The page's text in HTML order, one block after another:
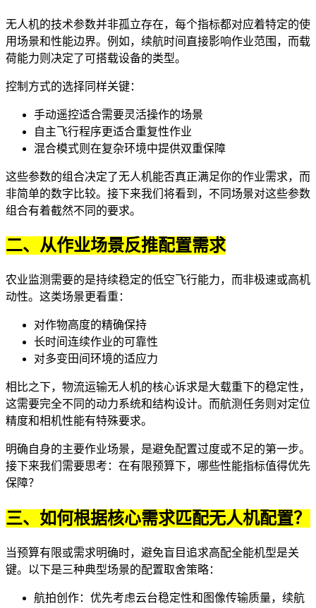
无人机的技术参数并非孤立存在，每个指标都对应着特定的使
用场景和性能边界。例如，续航时间直接影响作业范围，而载
荷能力则决定了可搭载设备的类型。
控制方式的选择同样关键：
手动遥控适合需要灵活操作的场景
自主飞行程序更适合重复性作业
混合模式则在复杂环境中提供双重保障
这些参数的组合决定了无人机能否真正满足你的作业需求，而
非简单的数字比较。接下来我们将看到，不同场景对这些参数
组合有着截然不同的要求。
二、从作业场景反推配置需求
农业监测需要的是持续稳定的低空飞行能力，而非极速或高机
动性。这类场景更看重：
对作物高度的精确保持
长时间连续作业的可靠性
对多变田间环境的适应力
相比之下， 物流运输无人机的核心诉求是大载重下的稳定性，
这需要完全不同的动力系统和结构设计。而航测任务则对定位
精度和相机性能有特殊要求。
明确自身的主要作业场景，是避免配置过度或不足的第一步。
接下来我们需要思考：在有限预算下，哪些性能指标值得优先
保障？
三、如何根据核心需求匹配无人机配置？
当预算有限或需求明确时，避免盲目追求高配全能机型是关
键。以下是三种典型场景的配置取舍策略：
航拍创作：优先考虑云台稳定性和图像传输质量，续航